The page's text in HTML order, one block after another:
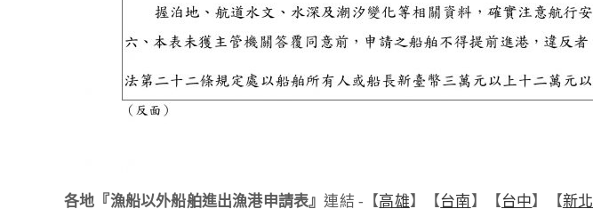
各地『漁船以外船舶進出漁港申請表』連結 -【高雄】【台南】【台中】【新北